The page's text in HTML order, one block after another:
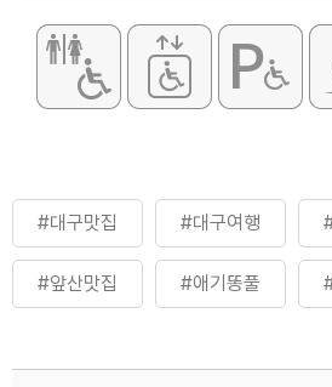
#대구맛집 #대구여행
#앞산맛집 #애기똥풀